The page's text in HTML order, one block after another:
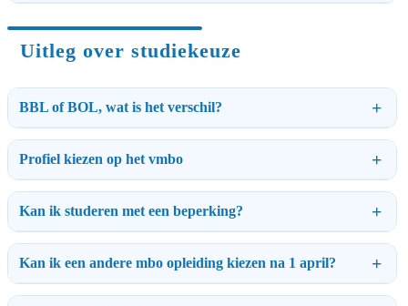
Uitleg over studiekeuze
BBL of BOL, wat is het verschil?
Profiel kiezen op het vmbo
Kan ik studeren met een beperking?
Kan ik een andere mbo opleiding kiezen na 1 april?